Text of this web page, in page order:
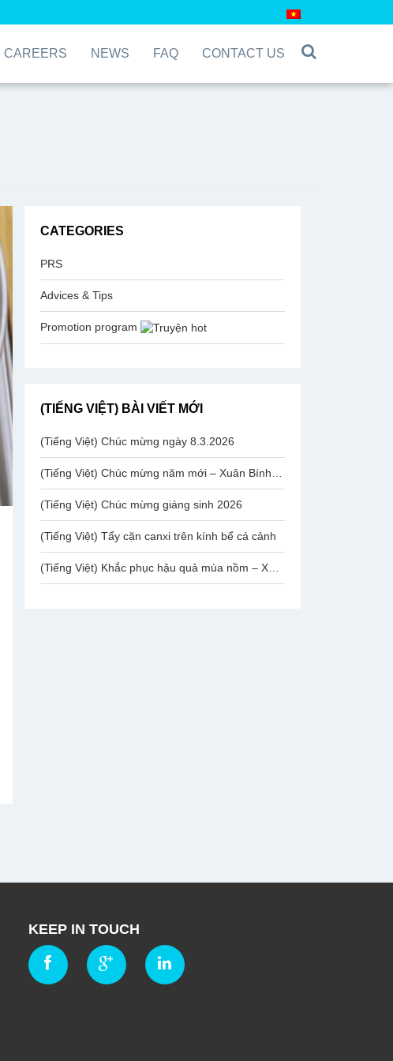
CAREERS NEWS FAQ CONTACT US
CATEGORIES
PRS
Advices & Tips
Promotion program
(TIẾNG VIỆT) BÀI VIẾT MỚI
(Tiếng Việt) Chúc mừng ngày 8.3.2026
(Tiếng Việt) Chúc mừng năm mới – Xuân Bính Ngọ 2026
(Tiếng Việt) Chúc mừng giáng sinh 2026
(Tiếng Việt) Tẩy cặn canxi trên kính bể cá cảnh
(Tiếng Việt) Khắc phục hậu quả mùa nồm – Xử lý rỉ sắt chân ghế mạ Inox Văn Phòng
KEEP IN TOUCH